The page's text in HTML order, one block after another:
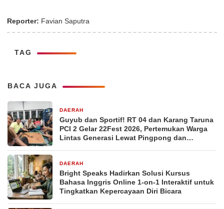
Reporter: Favian Saputra
TAG
BACA JUGA
DAERAH
Guyub dan Sportif! RT 04 dan Karang Taruna
PCI 2 Gelar 22Fest 2026, Pertemukan Warga
Lintas Generasi Lewat Pingpong dan
DAERAH
Bright Speaks Hadirkan Solusi Kursus
Bahasa Inggris Online 1-on-1 Interaktif untuk
Tingkatkan Kepercayaan Diri Bicara